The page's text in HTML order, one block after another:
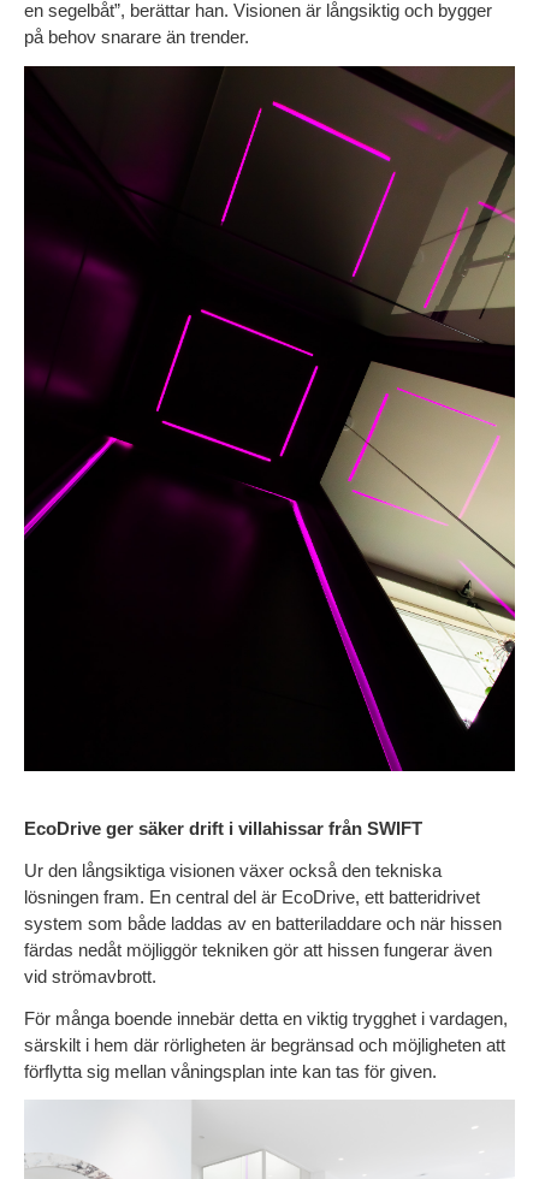
en segelbåt”, berättar han. Visionen är långsiktig och bygger
på behov snarare än trender.
EcoDrive ger säker drift i villahissar från SWIFT
Ur den långsiktiga visionen växer också den tekniska
lösningen fram. En central del är EcoDrive, ett batteridrivet
system som både laddas av en batteriladdare och när hissen
färdas nedåt möjliggör tekniken gör att hissen fungerar även
vid strömavbrott.
För många boende innebär detta en viktig trygghet i vardagen,
särskilt i hem där rörligheten är begränsad och möjligheten att
förflytta sig mellan våningsplan inte kan tas för given.